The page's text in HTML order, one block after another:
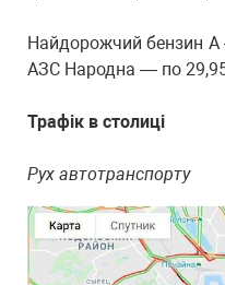
Найдорожчий бензин А
АЗС Народна — по 29,95
Трафік в столиці
Рух автотранспорту